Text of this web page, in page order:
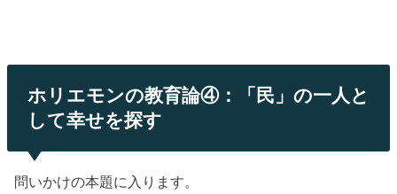
ホリエモンの教育論④：「民」の一人と
して幸せを探す
問いかけの本題に入ります。